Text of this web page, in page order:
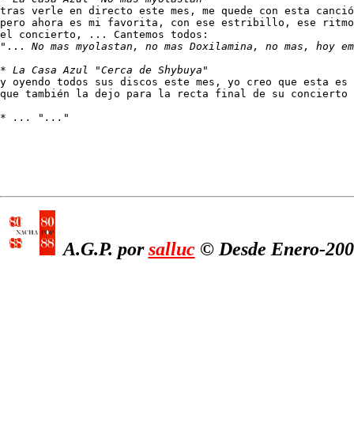
tras verle en directo este mes, me quede con esta
pero ahora es mi favorita, con ese estribillo, ese ritmo,
el concierto, ... Cantemos todos:
"... No mas myolastan, no mas Doxilamina, no mas,
* La Casa Azul "Cerca de Shybuya"
y oyendo todos sus discos este mes, yo creo que esta
que también la dejo para la recta final de su concierto
*
... "..."
A.G.P. porsalluc© Desde Enero-